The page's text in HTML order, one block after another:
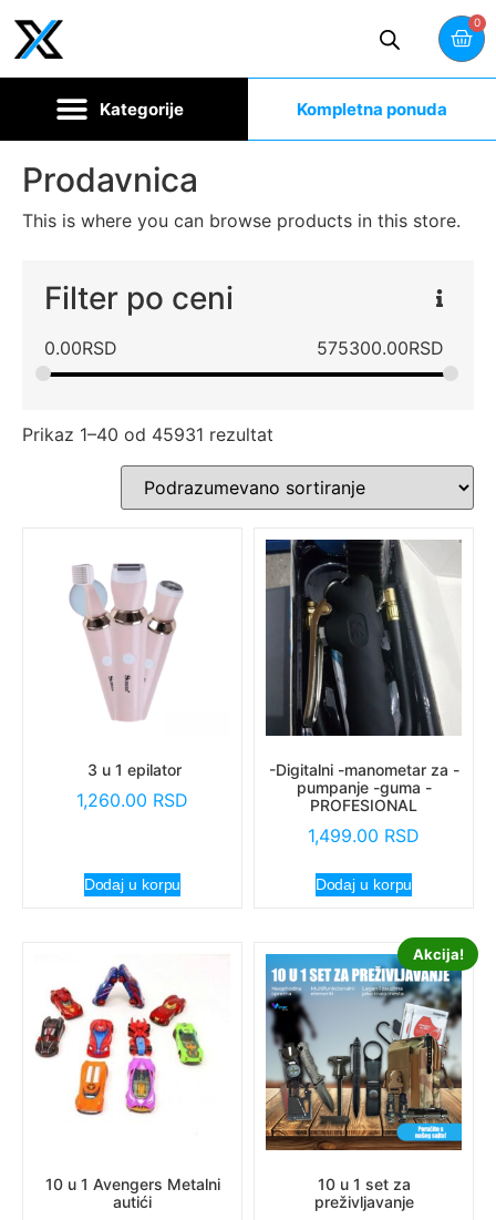
0
Kompletna ponuda
Prodavnica
This is where you can browse products in this store.
Filter po ceni
0.00RSD 575300.00RSD
Prikaz 1–40 od 45931 rezultat
3 u 1 epilator
1,260.00 RSD
Dodaj u korpu
-Digitalni -manometar za -
pumpanje -guma -
PROFESIONAL
1,499.00 RSD
Dodaj u korpu
10 u 1 Avengers Metalni
autići
Akcija!
10 u 1 set za
preživljavanje